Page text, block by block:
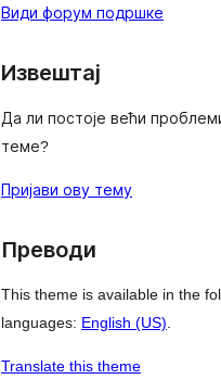
Види форум подршке
Извештај
Да ли постоје већи
теме?
Пријави ову тему
Преводи
This theme is available in the
languages: English (US).
Translate this theme